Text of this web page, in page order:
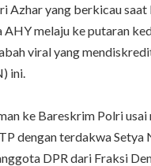
Azhar yang berkicau
melaju ke putaran
viral yang
ini.
ke Bareskrim Polri
dengan terdakwa Setya
DPR dari Fraksi